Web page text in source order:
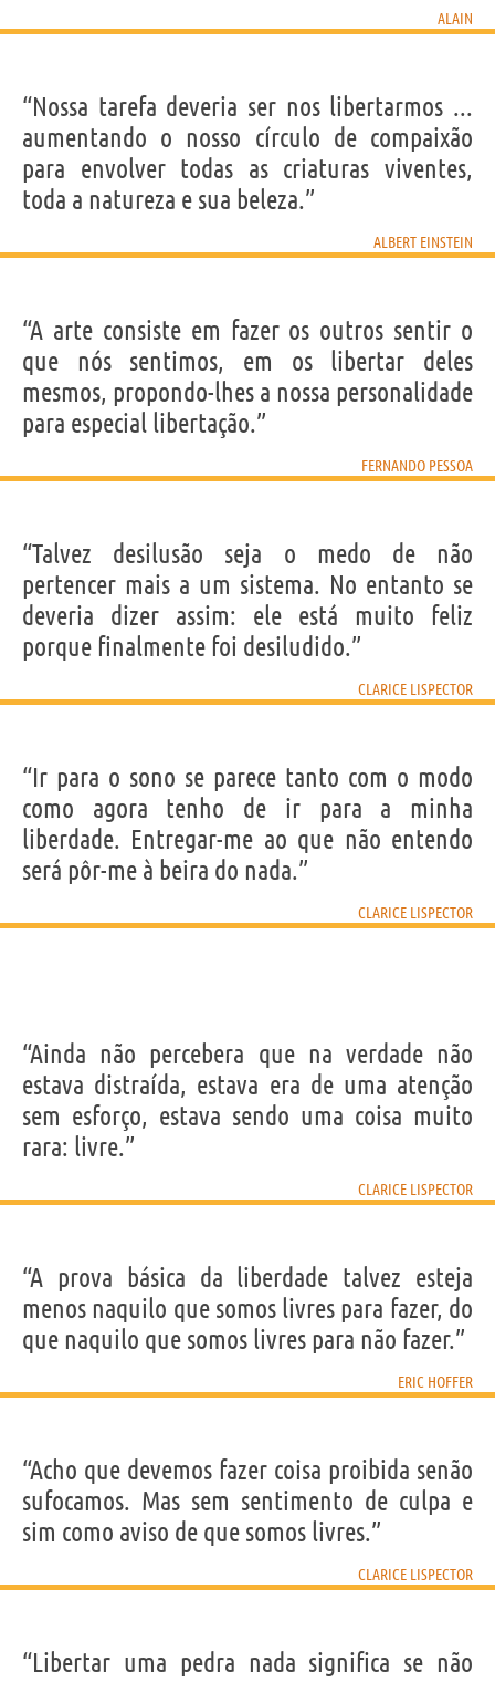
ALAIN
“Nossa tarefa deveria ser nos libertarmos ...
aumentando o nosso círculo de compaixão
para envolver todas as criaturas viventes,
toda a natureza e sua beleza.”
ALBERT EINSTEIN
“A arte consiste em fazer os outros sentir o
que nós sentimos, em os libertar deles
mesmos, propondo-lhes a nossa personalidade
para especial libertação.”
FERNANDO PESSOA
“Talvez desilusão seja o medo de não
pertencer mais a um sistema. No entanto se
deveria dizer assim: ele está muito feliz
porque finalmente foi desiludido.”
CLARICE LISPECTOR
“Ir para o sono se parece tanto com o modo
como agora tenho de ir para a minha
liberdade. Entregar-me ao que não entendo
será pôr-me à beira do nada.”
CLARICE LISPECTOR
“Ainda não percebera que na verdade não
estava distraída, estava era de uma atenção
sem esforço, estava sendo uma coisa muito
rara: livre.”
CLARICE LISPECTOR
“A prova básica da liberdade talvez esteja
menos naquilo que somos livres para fazer, do
que naquilo que somos livres para não fazer.”
ERIC HOFFER
“Acho que devemos fazer coisa proibida senão
sufocamos. Mas sem sentimento de culpa e
sim como aviso de que somos livres.”
CLARICE LISPECTOR
“Libertar uma pedra nada significa se não